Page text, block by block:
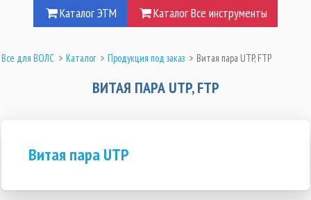
Каталог ЭТМ Каталог Все инструменты
Все для ВОЛС > Каталог > Продукция под заказ > Витая пара UTP, FTP
ВИТАЯ ПАРА UTP, FTP
Витая пара UTP